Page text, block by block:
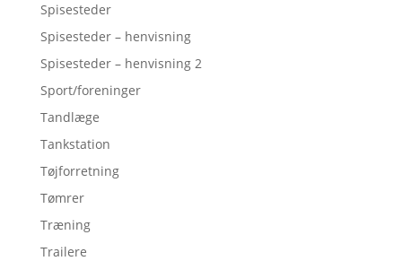
Spisesteder
Spisesteder – henvisning
Spisesteder – henvisning 2
Sport/foreninger
Tandlæge
Tankstation
Tøjforretning
Tømrer
Træning
Trailere